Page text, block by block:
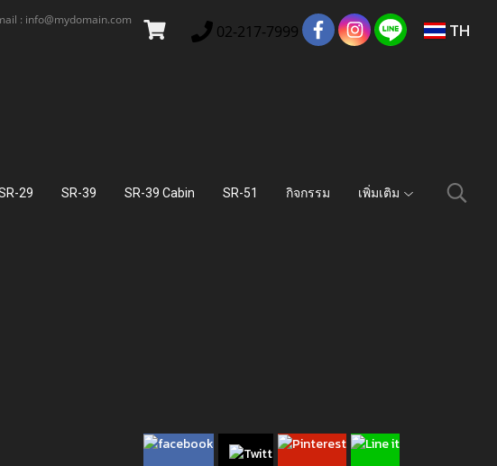
: info@mydomain.com
02-217-7999 TH
29 SR-39 SR-39 Cabin SR-51 กิจกรรม เพิ่มเติม